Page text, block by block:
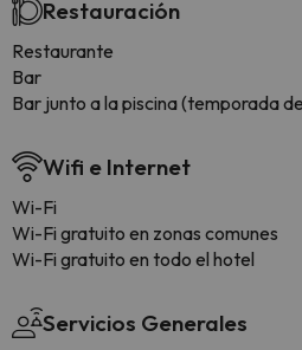
Restauración
Restaurante
Bar
Bar junto a la piscina (temporada
Wifi e Internet
Wi-Fi
Wi-Fi gratuito en zonas comunes
Wi-Fi gratuito en todo el hotel
Servicios Generales